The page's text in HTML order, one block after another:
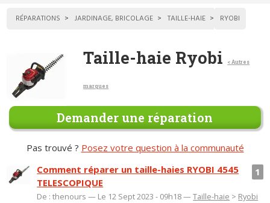
RÉPARATIONS JARDINAGE, BRICOLAGE TAILLE-HAIE RYOBI
Taille-haie Ryobi < Autres
marques
Demander une réparation
Pas trouvé ? Posez votre question à la communauté
1
Comment réparer un taille-haies RYOBI 4545
TELESCOPIQUE
De : thenours — Le 12 Sept 2023 - 09h18 —Taille-haie > Ryobi